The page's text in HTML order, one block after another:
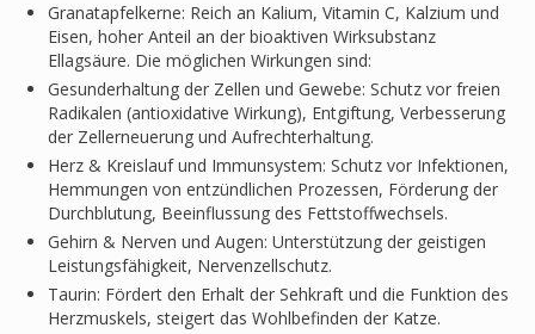
Granatapfelkerne: Reich an Kalium, Vitamin C, Kalzium und
Eisen, hoher Anteil an der bioaktiven Wirksubstanz
Ellagsäure. Die möglichen Wirkungen sind:
Gesunderhaltung der Zellen und Gewebe: Schutz vor freien
Radikalen (antioxidative Wirkung), Entgiftung, Verbesserung
der Zellerneuerung und Aufrechterhaltung.
Herz & Kreislauf und Immunsystem: Schutz vor Infektionen,
Hemmungen von entzündlichen Prozessen, Förderung der
Durchblutung, Beeinflussung des Fettstoffwechsels.
Gehirn & Nerven und Augen: Unterstützung der geistigen
Leistungsfähigkeit, Nervenzellschutz.
Taurin: Fördert den Erhalt der Sehkraft und die Funktion des
Herzmuskels, steigert das Wohlbefinden der Katze.